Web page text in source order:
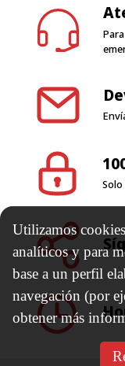
Utilizamos
analíticos y para
base a un perfil
navegación (por
obtener más